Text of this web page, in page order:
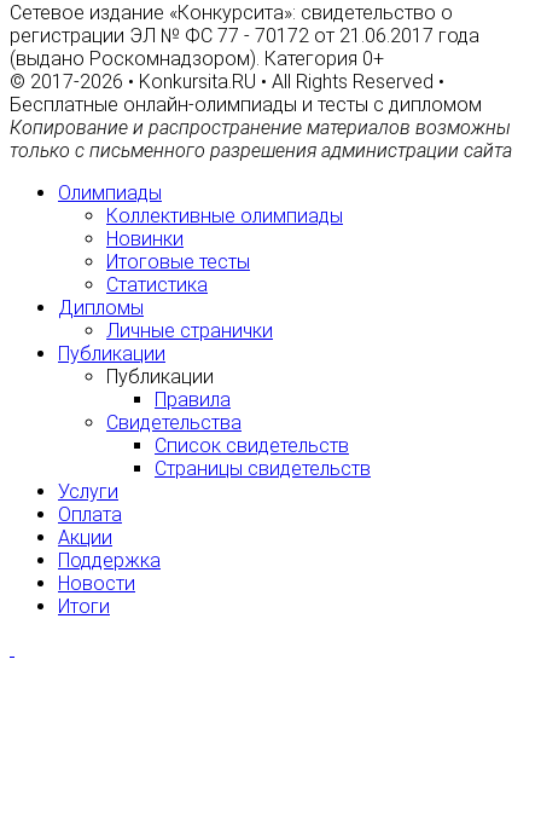
Сетевое издание «Конкурсита»: свидетельство о
регистрации ЭЛ № ФС 77 - 70172 от 21.06.2017 года
(выдано Роскомнадзором). Категория 0+
© 2017-2026 • Konkursita.RU • All Rights Reserved •
Бесплатные онлайн-олимпиады и тесты с дипломом
Копирование и распространение материалов возможны
только с письменного разрешения администрации сайта
Олимпиады
Коллективные олимпиады
Новинки
Итоговые тесты
Статистика
Дипломы
Личные странички
Публикации
Публикации
Правила
Свидетельства
Список свидетельств
Страницы свидетельств
Услуги
Оплата
Акции
Поддержка
Новости
Итоги